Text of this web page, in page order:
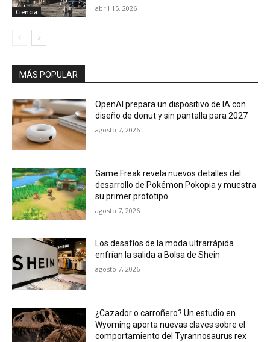
Ciencia abril 15, 2026
MÁS POPULAR
OpenAI prepara un dispositivo de IA con
diseño de donut y sin pantalla para 2027
agosto 7, 2026
Game Freak revela nuevos detalles del
desarrollo de Pokémon Pokopia y muestra
su primer prototipo
agosto 7, 2026
Los desafíos de la moda ultrarrápida
enfrían la salida a Bolsa de Shein
agosto 7, 2026
¿Cazador o carroñero? Un estudio en
Wyoming aporta nuevas claves sobre el
comportamiento del Tyrannosaurus rex